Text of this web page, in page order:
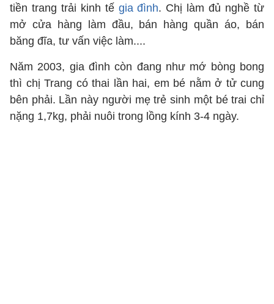
tiền trang trải kinh tế gia đình. Chị làm đủ nghề từ
mở cửa hàng làm đầu, bán hàng quần áo, bán
băng đĩa, tư vấn việc làm....
Năm 2003, gia đình còn đang như mớ bòng bong
thì chị Trang có thai lần hai, em bé nằm ở tử cung
bên phải. Lần này người mẹ trẻ sinh một bé trai chỉ
nặng 1,7kg, phải nuôi trong lồng kính 3-4 ngày.